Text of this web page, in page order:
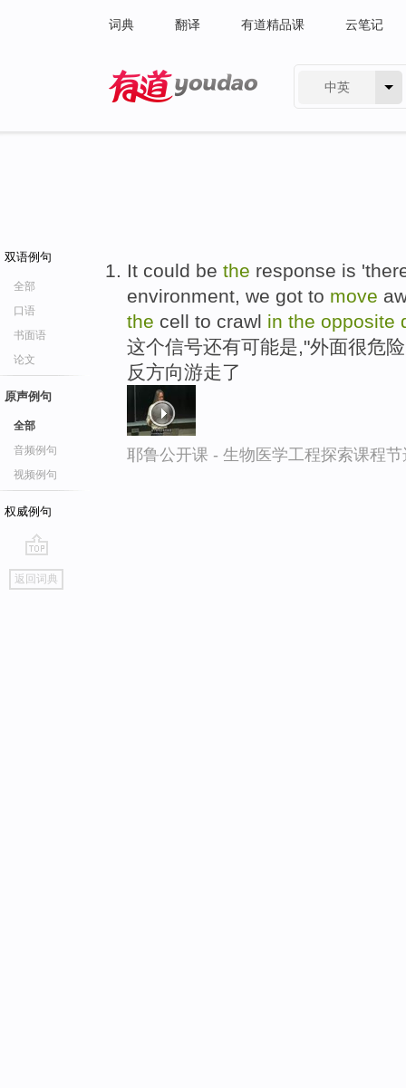
词典 翻译 有道精品课 云笔记
中英
双语例句
全部
口语
书面语
论文
原声例句
全部
音频例句
视频例句
权威例句
go
top
返回词典
It could be the response is
environment, we got to move
the cell to crawl in the opposite
这个信号还有可能是,"外面很危
反方向游走了
耶鲁公开课 - 生物医学工程探索课程节